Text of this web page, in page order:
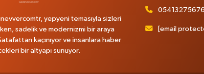
yepyeni temasıyla sizleri
sadelik ve modernizmi bir araya
kaçınıyor ve insanlara haber
bir altyapı sunuyor.
05413275676
[email